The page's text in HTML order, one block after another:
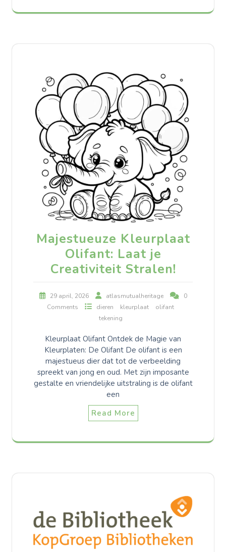
Majestueuze Kleurplaat
Olifant: Laat je
Creativiteit Stralen!
29 april, 2026 atlasmutualheritage
0
Comments
dieren kleurplaat
olifant
tekening
Kleurplaat Olifant Ontdek de Magie van
Kleurplaten: De Olifant De olifant is een
majestueus dier dat tot de verbeelding
spreekt van jong en oud. Met zijn imposante
gestalte en vriendelijke uitstraling is de olifant
een
Read More